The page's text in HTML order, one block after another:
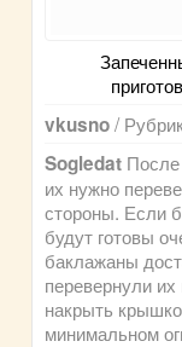
vkusno/
Sogledat После
их нужно
стороны. Если
будут готовы
баклажаны
перевернули
накрыть
минимальном